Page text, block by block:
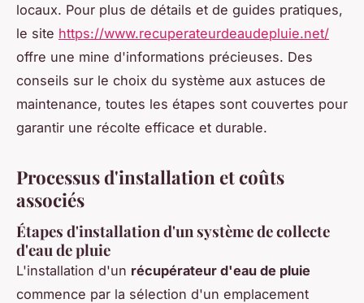
locaux. Pour plus de détails et de guides pratiques,
le site https://www.recuperateurdeaudepluie.net/
offre une mine d'informations précieuses. Des
conseils sur le choix du système aux astuces de
maintenance, toutes les étapes sont couvertes pour
garantir une récolte efficace et durable.
Processus d'installation et coûts
associés
Étapes d'installation d'un système de collecte
d'eau de pluie
L'installation d'un récupérateur d'eau de pluie
commence par la sélection d'un emplacement